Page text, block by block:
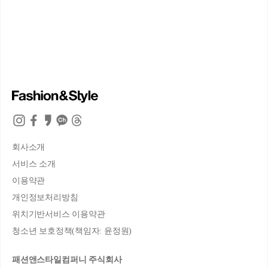
회사소개
서비스 소개
이용약관
개인정보처리방침
위치기반서비스 이용약관
청소년 보호정책(책임자: 윤정원)
패션앤스타일컴퍼니 주식회사